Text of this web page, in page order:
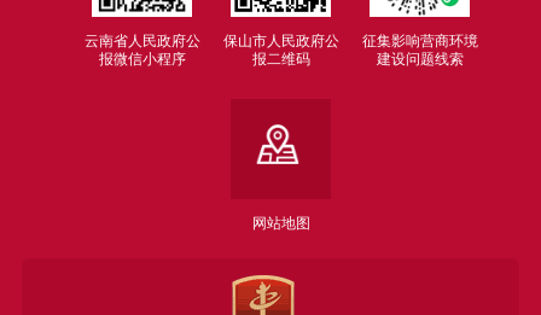
云南省人民政府公
报微信小程序
保山市人民政府公
报二维码
征集影响营商环境
建设问题线索
网站地图